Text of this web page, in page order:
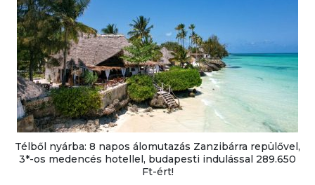
Télből nyárba: 8 napos álomutazás Zanzibárra repülővel,
3*-os medencés hotellel, budapesti indulással 289.650
Ft-ért!